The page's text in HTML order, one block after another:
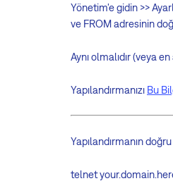
Yönetim'e gidin >>
ve FROM adresinin
Aynı olmalıdır (veya
Yapılandırmanızı Bu
Yapılandırmanın
telnet